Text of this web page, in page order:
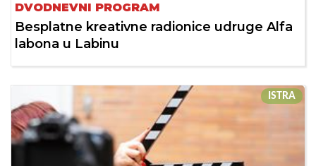
DVODNEVNI PROGRAM
Besplatne kreativne radionice udruge Alfa
labona u Labinu
ISTRA